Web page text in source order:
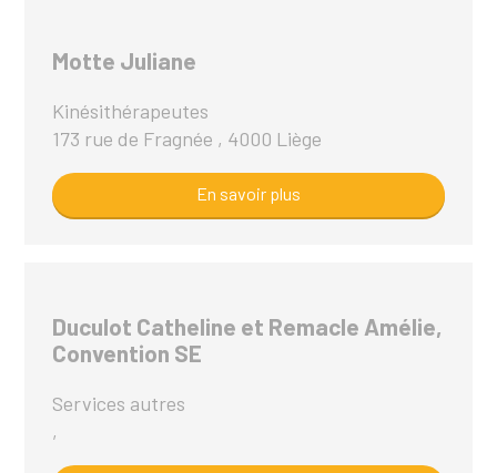
Motte Juliane
Kinésithérapeutes
173 rue de Fragnée , 4000 Liège
En savoir plus
Duculot Catheline et Remacle Amélie,
Convention SE
Services autres
,